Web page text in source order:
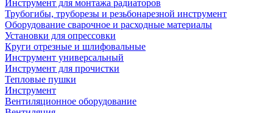
Инструмент для монтажа радиаторов
Трубогибы, труборезы и резьбонарезной инструмент
Оборудование сварочное и расходные материалы
Установки для опрессовки
Круги отрезные и шлифовальные
Инструмент универсальный
Инструмент для прочистки
Тепловые пушки
Инструмент
Вентиляционное оборудование